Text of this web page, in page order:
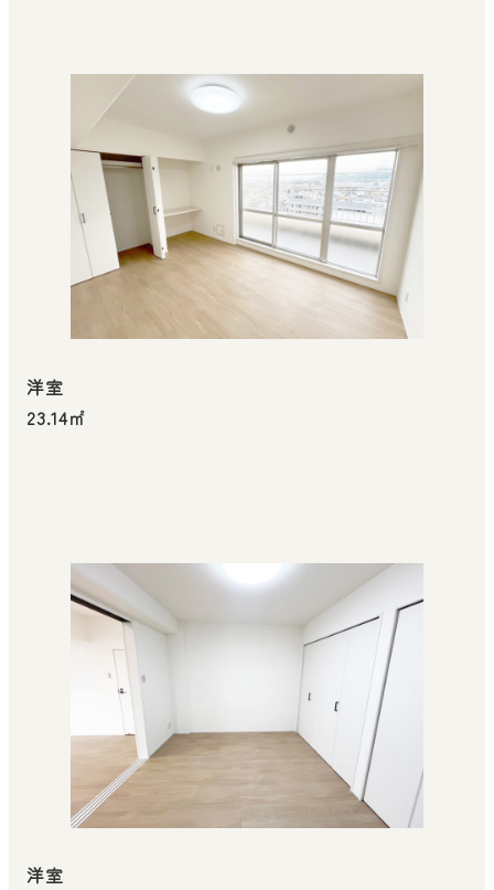
洋室
23.14㎡
洋室